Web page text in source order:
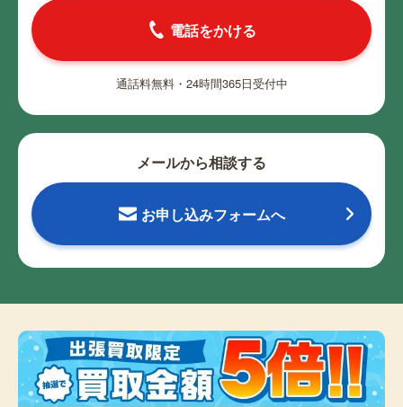
電話をかける
通話料無料・24時間365日受付中
メールから相談する
お申し込みフォームへ